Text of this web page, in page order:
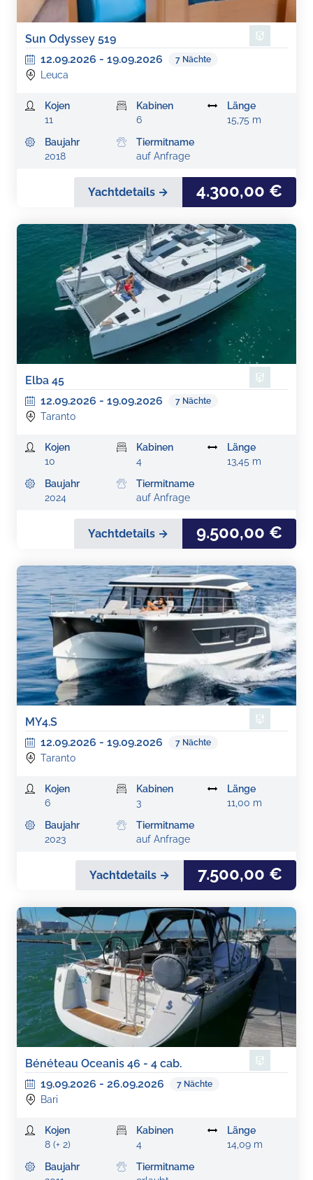
Sun Odyssey 519
12.09.2026 - 19.09.2026 7 Nächte
Leuca
Kojen
11
Kabinen
6
Länge
15,75 m
Baujahr
2018
Tiermitname
auf Anfrage
Yachtdetails → 4.300,00 €
Elba 45
12.09.2026 - 19.09.2026 7 Nächte
Taranto
Kojen
10
Kabinen
4
Länge
13,45 m
Baujahr
2024
Tiermitname
auf Anfrage
Yachtdetails → 9.500,00 €
MY4.S
12.09.2026 - 19.09.2026 7 Nächte
Taranto
Kojen
6
Kabinen
3
Länge
11,00 m
Baujahr
2023
Tiermitname
auf Anfrage
Yachtdetails → 7.500,00 €
Bénéteau Oceanis 46 - 4 cab.
19.09.2026 - 26.09.2026 7 Nächte
Bari
Kojen
8 (+ 2)
Kabinen
4
Länge
14,09 m
Baujahr
Tiermitname